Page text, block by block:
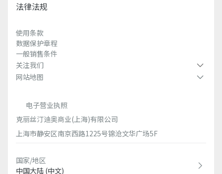
法律法规
使用条款
数据保护章程
一般销售条件
关注我们
网站地图
电子营业执照
克丽丝汀迪奥商业(上海)有限公司
上海市静安区南京西路1225号锦沧文华广场5F
国家/地区
中国大陆 (中文)